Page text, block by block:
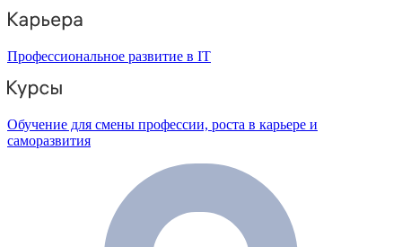
Профессиональное развитие в IT
Обучение для смены профессии, роста в карьере и
саморазвития